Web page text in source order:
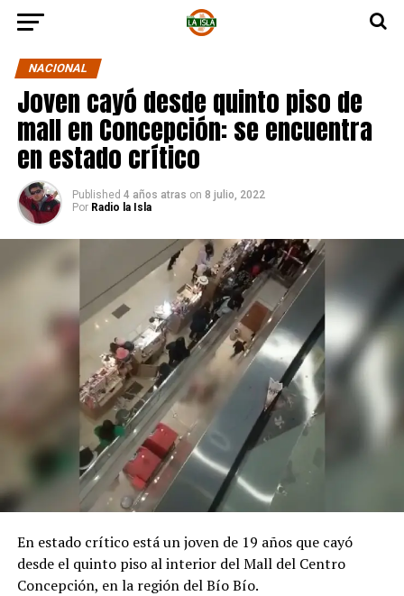
NACIONAL
Joven cayó desde quinto piso de
mall en Concepción: se encuentra
en estado crítico
Published 4 años atras on 8 julio, 2022
Por Radio la Isla
En estado crítico está un joven de 19 años que cayó
desde el quinto piso al interior del Mall del Centro
Concepción, en la región del Bío Bío.